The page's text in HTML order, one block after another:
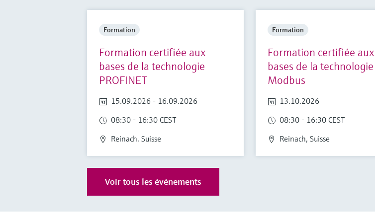
Formation
Formation certifiée aux
bases de la technologie
PROFINET
15.09.2026 - 16.09.2026
08:30 - 16:30 CEST
Reinach, Suisse
Formation
Formation certifiée aux
bases de la technologie
Modbus
13.10.2026
08:30 - 16:30 CEST
Reinach, Suisse
Voir tous les événements